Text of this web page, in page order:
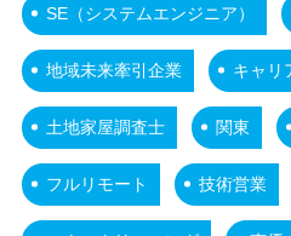
SE（システムエンジニア）
地域未来牽引企業 キャリ
土地家屋調査士 関東
フルリモート 技術営業